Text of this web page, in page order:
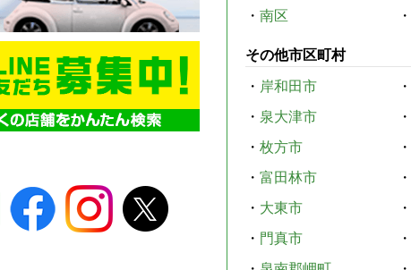
・ 南区 ・
その他市区町村
・ 岸和田市 ・
・ 泉大津市 ・
・ 枚方市 ・
・ 富田林市 ・
・ 大東市 ・
・ 門真市 ・